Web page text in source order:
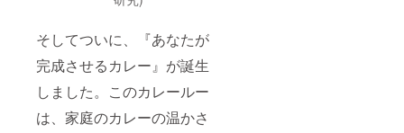
そしてついに、『あなたが
完成させるカレー』が誕生
しました。このカレールー
は、家庭のカレーの温かさ